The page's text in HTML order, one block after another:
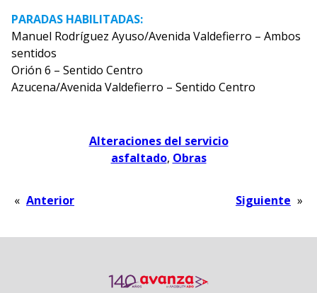
PARADAS HABILITADAS:
Manuel Rodríguez Ayuso/Avenida Valdefierro – Ambos
sentidos
Orión 6 – Sentido Centro
Azucena/Avenida Valdefierro – Sentido Centro
Alteraciones del servicio
asfaltado, Obras
« Anterior Siguiente »